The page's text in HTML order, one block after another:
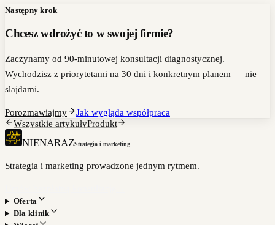
Następny krok
Chcesz wdrożyć to w swojej firmie?
Zaczynamy od 90-minutowej konsultacji diagnostycznej.
Wychodzisz z priorytetami na 30 dni i konkretnym planem — nie
slajdami.
Porozmawiajmy
Jak wygląda współpraca
Wszystkie artykułyProdukt
NIENARAZStrategia i marketing
Strategia i marketing prowadzone jednym rytmem.
Oferta
Dla klinik